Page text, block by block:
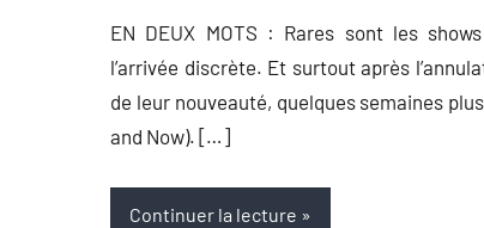
EN DEUX MOTS : Rares sont les shows
l’arrivée discrète. Et surtout après
de leur nouveauté, quelques semaines
and Now). […]
Continuer la lecture